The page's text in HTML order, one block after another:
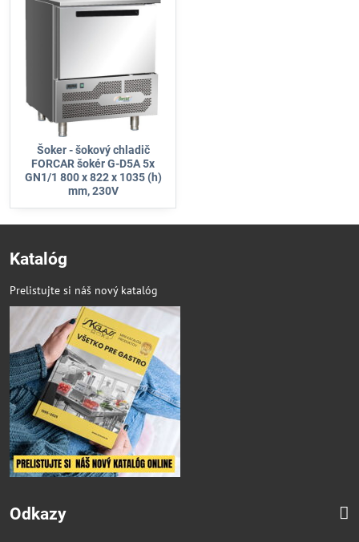
Šoker - šokový chladič
FORCAR šokér G-D5A 5x
GN1/1 800 x 822 x 1035 (h)
mm, 230V
Katalóg
Prelistujte si náš nový katalóg
Odkazy